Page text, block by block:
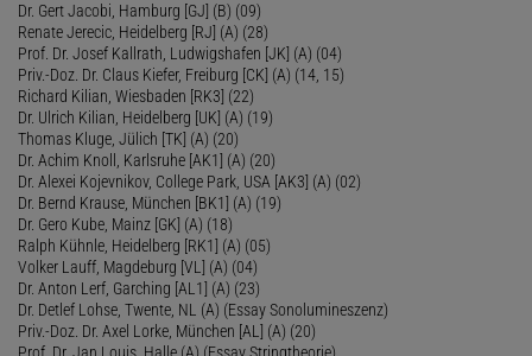
Dr. Gert Jacobi, Hamburg [GJ] (B) (09)
Renate Jerecic, Heidelberg [RJ] (A) (28)
Prof. Dr. Josef Kallrath, Ludwigshafen [JK] (A) (04)
Priv.-Doz. Dr. Claus Kiefer, Freiburg [CK] (A) (14, 15)
Richard Kilian, Wiesbaden [RK3] (22)
Dr. Ulrich Kilian, Heidelberg [UK] (A) (19)
Thomas Kluge, Jülich [TK] (A) (20)
Dr. Achim Knoll, Karlsruhe [AK1] (A) (20)
Dr. Alexei Kojevnikov, College Park, USA [AK3] (A) (02)
Dr. Bernd Krause, München [BK1] (A) (19)
Dr. Gero Kube, Mainz [GK] (A) (18)
Ralph Kühnle, Heidelberg [RK1] (A) (05)
Volker Lauff, Magdeburg [VL] (A) (04)
Dr. Anton Lerf, Garching [AL1] (A) (23)
Dr. Detlef Lohse, Twente, NL (A) (Essay Sonolumineszenz)
Priv.-Doz. Dr. Axel Lorke, München [AL] (A) (20)
Prof. Dr. Jan Louis, Halle (A) (Essay Stringtheorie)